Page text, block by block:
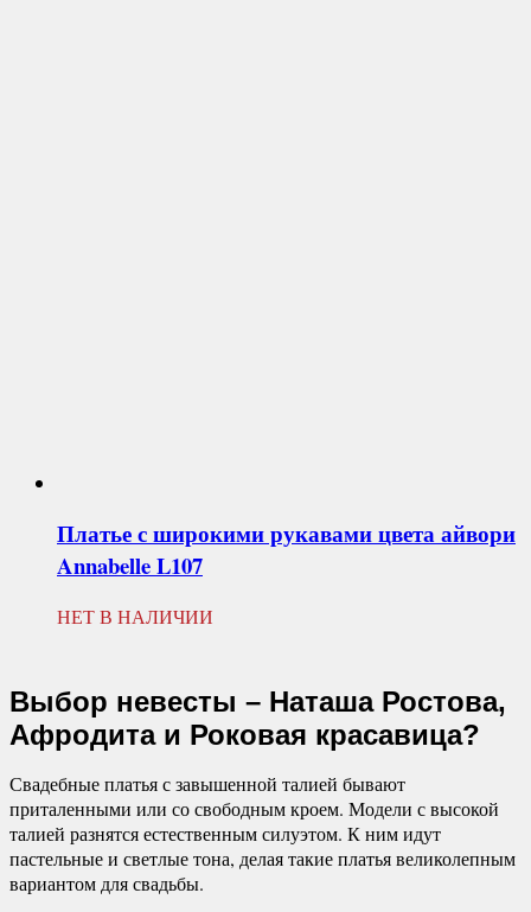
Платье с широкими рукавами цвета айвори
Annabelle L107
НЕТ В НАЛИЧИИ
Выбор невесты – Наташа Ростова,
Афродита и Роковая красавица?
Свадебные платья с завышенной талией бывают
приталенными или со свободным кроем. Модели с высокой
талией разнятся естественным силуэтом. К ним идут
пастельные и светлые тона, делая такие платья великолепным
вариантом для свадьбы.